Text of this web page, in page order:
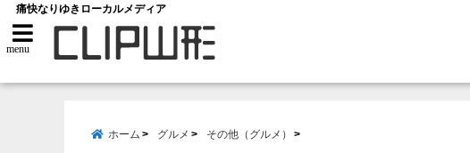
痛快なりゆきローカルメディア
menu
ホーム グルメ その他（グルメ）